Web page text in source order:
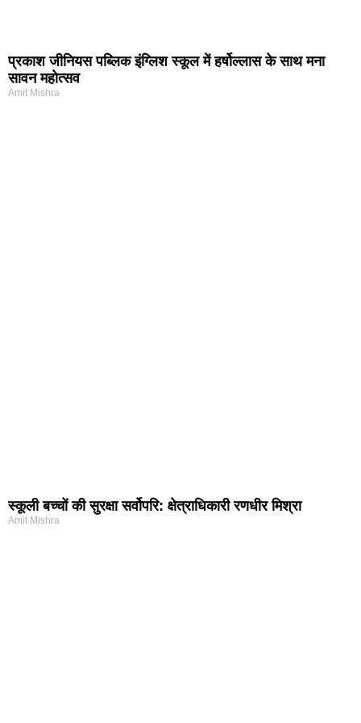
प्रकाश जीनियस पब्लिक इंग्लिश स्कूल में हर्षोल्लास के साथ मना
सावन महोत्सव
Amit Mishra
स्कूली बच्चों की सुरक्षा सर्वोपरि: क्षेत्राधिकारी रणधीर मिश्रा
Amit Mishra